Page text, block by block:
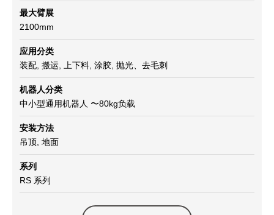
最大臂展
2100mm
应用分类
装配, 搬运, 上下料, 涂胶, 抛光、去毛刺
机器人分类
中小型通用机器人 〜80kg负载
安装方法
吊顶, 地面
系列
RS 系列